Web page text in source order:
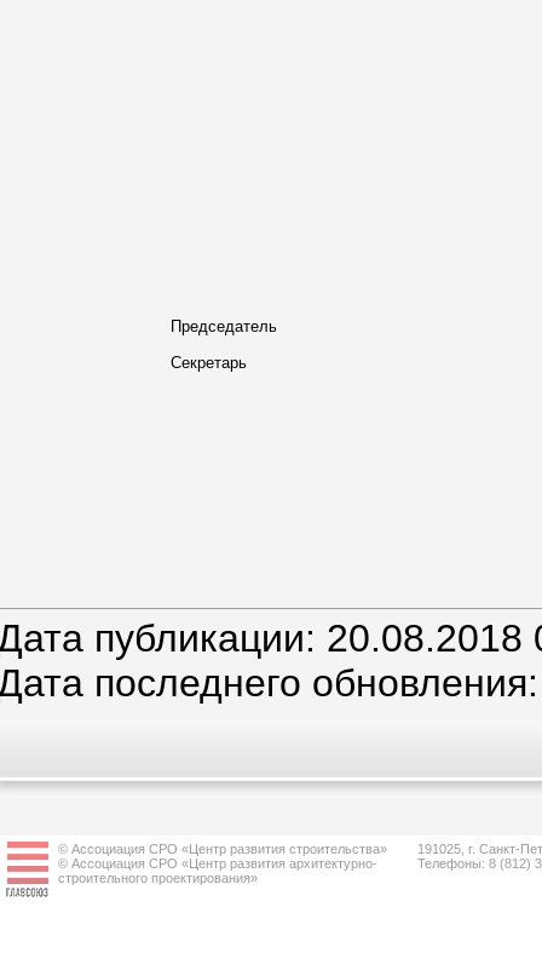
Председатель
Секретарь
публикации: 20.08.2018
последнего
© Ассоциация СРО «Центр развития строительства»
© Ассоциация СРО «Центр развития архитектурно-
строительного проектирования»
191025, г. Санкт-
Телефоны: 8 (812)